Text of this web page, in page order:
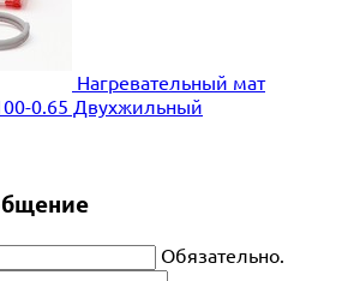
Нагревательный мат
0.65 Двухжильный
Обязательно.